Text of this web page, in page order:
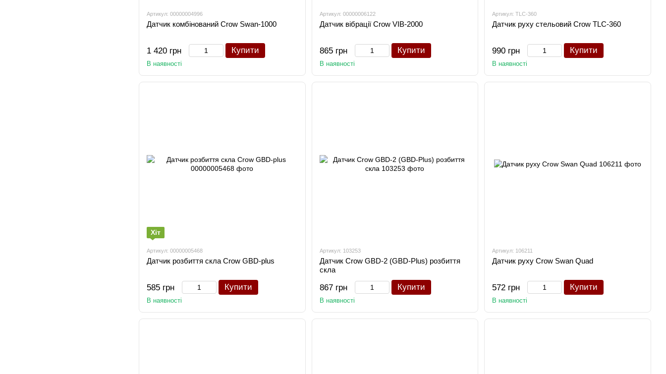
Артикул: 00000004996
Датчик комбінований Crow Swan-1000
1 420 грн Купити
В наявності
Артикул: 00000006122
Датчик вібрації Crow VIB-2000
865 грн Купити
В наявності
Артикул: TLC-360
Датчик руху стельовий Crow TLC-360
990 грн Купити
В наявності
Хіт
Артикул: 00000005468
Датчик розбиття скла Crow GBD-plus
585 грн Купити
В наявності
Артикул: 103253
Датчик Crow GBD-2 (GBD-Plus) розбиття
скла
867 грн Купити
В наявності
Артикул: 106211
Датчик руху Crow Swan Quad
572 грн Купити
В наявності